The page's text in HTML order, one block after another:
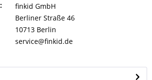
finkid GmbH
Berliner Straße 46
10713 Berlin
service@finkid.de